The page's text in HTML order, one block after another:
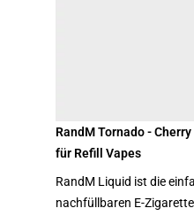
RandM Tornado -
für Refill Vapes
RandM Liquid ist die
nachfüllbaren E-